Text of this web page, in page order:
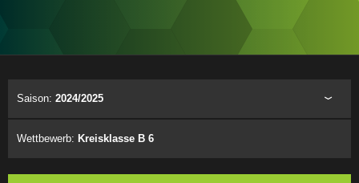
Saison: 2024/2025
Wettbewerb: Kreisklasse B 6